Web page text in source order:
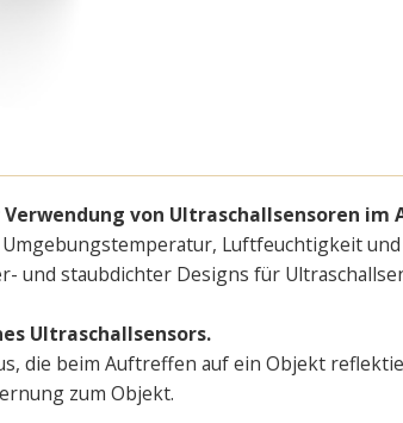
von Ultraschallsensoren
Luftfeuchtigkeit
und staubdichter Designs für
Ultraschallsensors.
die beim Auftreffen auf ein Objekt
zum Objekt.